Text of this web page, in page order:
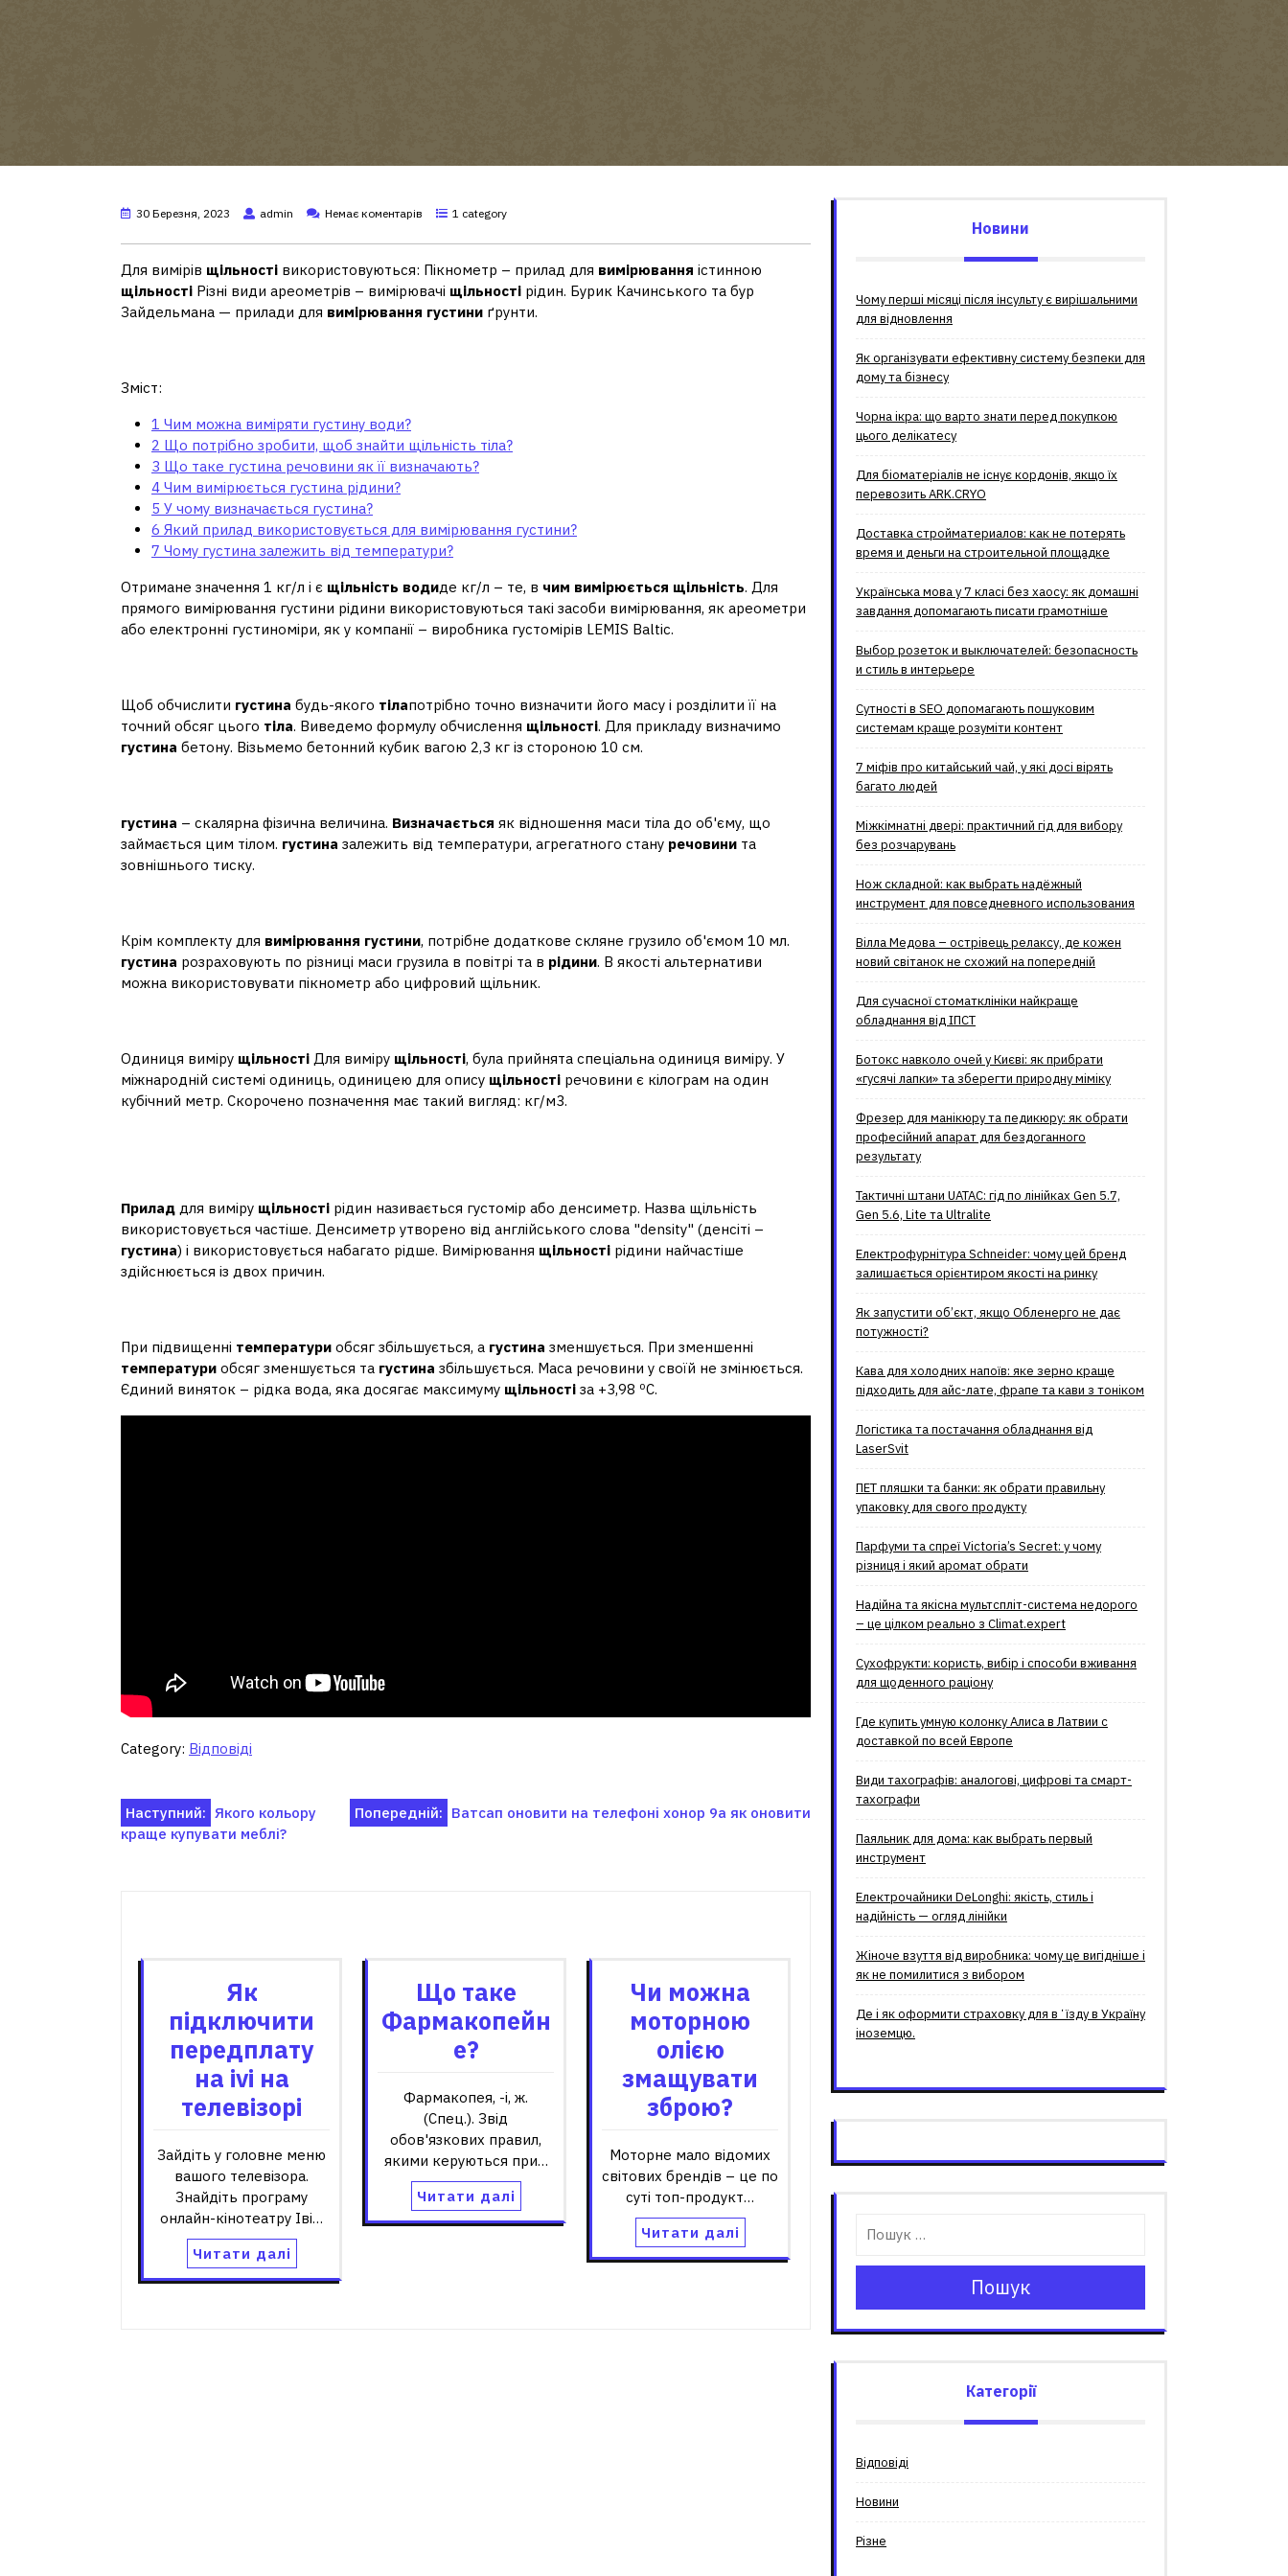
30 Березня, 2023 admin Немає коментарів 1 category
Для вимірів щільності використовуються: Пікнометр – прилад для вимірювання істинною
щільності Різні види ареометрів – вимірювачі щільності рідин. Бурик Качинського та бур
Зайдельмана — прилади для вимірювання густини ґрунти.
Зміст:
1 Чим можна виміряти густину води?
2 Що потрібно зробити, щоб знайти щільність тіла?
3 Що таке густина речовини як її визначають?
4 Чим вимірюється густина рідини?
5 У чому визначається густина?
6 Який прилад використовується для вимірювання густини?
7 Чому густина залежить від температури?
Отримане значення 1 кг/л і є щільність водиде кг/л – те, в чим вимірюється щільність. Для
прямого вимірювання густини рідини використовуються такі засоби вимірювання, як ареометри
або електронні густиноміри, як у компанії – виробника густомірів LEMIS Baltic.
Щоб обчислити густина будь-якого тілапотрібно точно визначити його масу і розділити її на
точний обсяг цього тіла. Виведемо формулу обчислення щільності. Для прикладу визначимо
густина бетону. Візьмемо бетонний кубик вагою 2,3 кг із стороною 10 см.
густина – скалярна фізична величина. Визначається як відношення маси тіла до об'єму, що
займається цим тілом. густина залежить від температури, агрегатного стану речовини та
зовнішнього тиску.
Крім комплекту для вимірювання густини, потрібне додаткове скляне грузило об'ємом 10 мл.
густина розраховують по різниці маси грузила в повітрі та в рідини. В якості альтернативи
можна використовувати пікнометр або цифровий щільник.
Одиниця виміру щільності Для виміру щільності, була прийнята спеціальна одиниця виміру. У
міжнародній системі одиниць, одиницею для опису щільності речовини є кілограм на один
кубічний метр. Скорочено позначення має такий вигляд: кг/м3.
Прилад для виміру щільності рідин називається густомір або денсиметр. Назва щільність
використовується частіше. Денсиметр утворено від англійського слова "density" (денсіті –
густина) і використовується набагато рідше. Вимірювання щільності рідини найчастіше
здійснюється із двох причин.
При підвищенні температури обсяг збільшується, а густина зменшується. При зменшенні
температури обсяг зменшується та густина збільшується. Маса речовини у своїй не змінюється.
Єдиний виняток – рідка вода, яка досягає максимуму щільності за +3,98 ºC.
Category: Відповіді
Навігація
Попередній: Ватсап оновити на телефоні хонор 9а як оновити
Наступний: Якого кольору
краще купувати меблі?
Як
підключити
передплату
на ivi на
телевізорі
Зайдіть у головне меню
вашого телевізора.
Знайдіть програму
онлайн-кінотеатру Іві…
Читати далі
Що таке
Фармакопейн
е?
Фармакопея, -і, ж.
(Спец.). Звід
обов'язкових правил,
якими керуються при…
Читати далі
Чи можна
моторною
олією
змащувати
зброю?
Моторне мало відомих
світових брендів – це по
суті топ-продукт…
Читати далі
Новини
Чому перші місяці після інсульту є вирішальними
для відновлення
Як організувати ефективну систему безпеки для
дому та бізнесу
Чорна ікра: що варто знати перед покупкою
цього делікатесу
Для біоматеріалів не існує кордонів, якщо їх
перевозить ARK.CRYO
Доставка стройматериалов: как не потерять
время и деньги на строительной площадке
Українська мова у 7 класі без хаосу: як домашні
завдання допомагають писати грамотніше
Выбор розеток и выключателей: безопасность
и стиль в интерьере
Сутності в SEO допомагають пошуковим
системам краще розуміти контент
7 міфів про китайський чай, у які досі вірять
багато людей
Міжкімнатні двері: практичний гід для вибору
без розчарувань
Нож складной: как выбрать надёжный
инструмент для повседневного использования
Вілла Медова – острівець релаксу, де кожен
новий світанок не схожий на попередній
Для сучасної стоматклініки найкраще
обладнання від ІПСТ
Ботокс навколо очей у Києві: як прибрати
«гусячі лапки» та зберегти природну міміку
Фрезер для манікюру та педикюру: як обрати
професійний апарат для бездоганного
результату
Тактичні штани UATAC: гід по лінійках Gen 5.7,
Gen 5.6, Lite та Ultralite
Електрофурнітура Schneider: чому цей бренд
залишається орієнтиром якості на ринку
Як запустити об’єкт, якщо Обленерго не дає
потужності?
Кава для холодних напоїв: яке зерно краще
підходить для айс-лате, фрапе та кави з тоніком
Логістика та постачання обладнання від
LaserSvit
ПЕТ пляшки та банки: як обрати правильну
упаковку для свого продукту
Парфуми та спреї Victoria’s Secret: у чому
різниця і який аромат обрати
Надійна та якісна мультспліт-система недорого
– це цілком реально з Climat.еxpert
Сухофрукти: користь, вибір і способи вживання
для щоденного раціону
Где купить умную колонку Алиса в Латвии с
доставкой по всей Европе
Види тахографів: аналогові, цифрові та смарт-
тахографи
Паяльник для дома: как выбрать первый
инструмент
Електрочайники DeLonghi: якість, стиль і
надійність — огляд лінійки
Жіноче взуття від виробника: чому це вигідніше і
як не помилитися з вибором
Де і як оформити страховку для вʼїзду в Україну
іноземцю.
Пошук
Категорії
Відповіді
Новини
Різне